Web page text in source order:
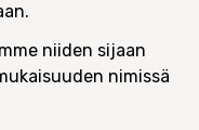
niiden sijaan
nimissä